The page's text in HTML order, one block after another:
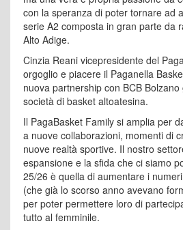
con la speranza di poter tornare ad
serie A2 composta in gran parte da
Alto Adige.
Cinzia Reani vicepresidente del
orgoglio e piacere il Paganella
nuova partnership con BCB
società di basket altoatesina.
Il PagaBasket Family si amplia per
a nuove collaborazioni, momenti di
nuove realtà sportive. Il nostro
espansione e la sfida che ci siamo
25/26 è quella di aumentare i
(che già lo scorso anno avevano
per poter permettere loro di
tutto al femminile.